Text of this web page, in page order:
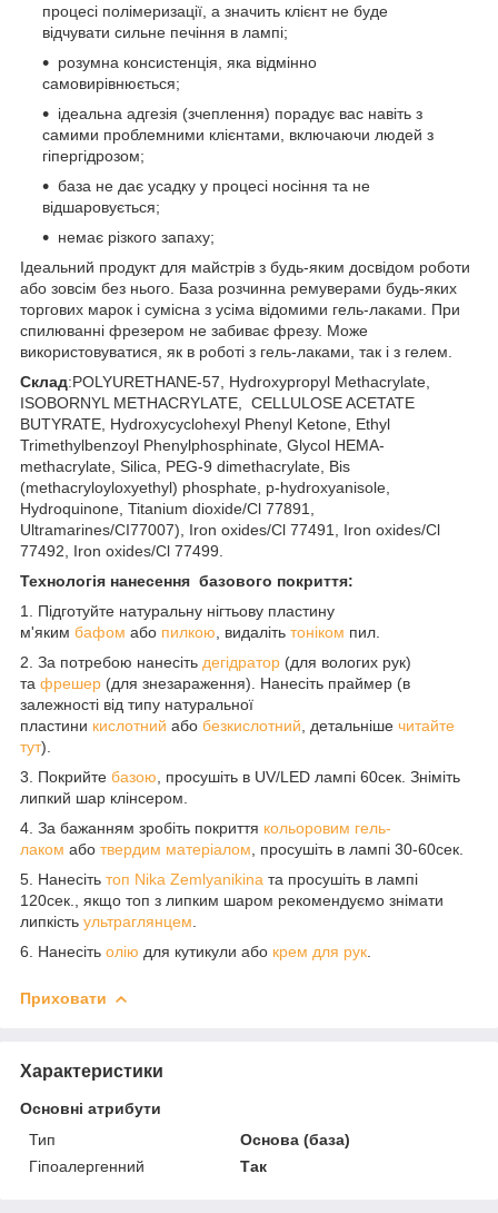
процесі полімеризації, а значить клієнт не буде
відчувати сильне печіння в лампі;
розумна консистенція, яка відмінно
самовирівнюється;
ідеальна адгезія (зчеплення) порадує вас навіть з
самими проблемними клієнтами, включаючи людей з
гіпергідрозом;
база не дає усадку у процесі носіння та не
відшаровується;
немає різкого запаху;
Ідеальний продукт для майстрів з будь-яким досвідом роботи
або зовсім без нього. База розчинна ремуверами будь-яких
торгових марок і сумісна з усіма відомими гель-лаками. При
спилюванні фрезером не забиває фрезу. Може
використовуватися, як в роботі з гель-лаками, так і з гелем.
Склад:POLYURETHANE-57, Hydroxypropyl Methacrylate,
ISOBORNYL METHACRYLATE, CELLULOSE ACETATE
BUTYRATE, Hydroxycyclohexyl Phenyl Ketone, Ethyl
Trimethylbenzoyl Phenylphosphinate, Glycol HEMA-
methacrylate, Silica, PEG-9 dimethacrylate, Bis
(methacryloyloxyethyl) phosphate, p-hydroxyanisole,
Hydroquinone, Titanium dioxide/Cl 77891,
Ultramarines/CI77007), Iron oxides/Cl 77491, Iron oxides/Cl
77492, Iron oxides/Cl 77499.
Технологія нанесення базового покриття:
1. Підготуйте натуральну нігтьову пластину
м'яким бафом або пилкою , видаліть тоніком пил.
2. За потребою нанесіть дегідратор (для вологих рук)
та фрешер (для знезараження). Нанесіть праймер (в
залежності від типу натуральної
пластини кислотний або безкислотний , детальніше читайте
тут).
3. Покрийте базою , просушіть в UV/LED лампі 60сек. Зніміть
липкий шар клінсером.
4. За бажанням зробіть покриття кольоровим гель-
лаком або твердим матеріалом , просушіть в лампі 30-60сек.
5. Нанесіть топ Nika Zemlyanikina та просушіть в лампі
120сек., якщо топ з липким шаром рекомендуємо знімати
липкість ультраглянцем
6. Нанесіть олію для кутикули або крем для рук
Приховати
Характеристики
Основні атрибути
Тип
Основа (база)
Гіпоалергенний
Так